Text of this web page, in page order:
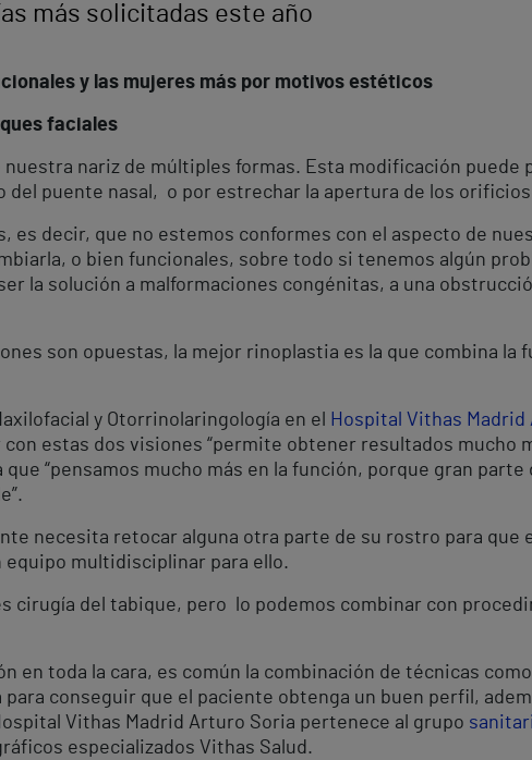
más solicitadas este año
y las mujeres más por motivos estéticos
faciales
nariz de múltiples formas. Esta modificación puede
del puente nasal, o por estrechar la apertura de los orificios
es decir, que no estemos conformes con el aspecto de
o bien funcionales, sobre todo si tenemos algún
la solución a malformaciones congénitas, a una
son opuestas, la mejor rinoplastia es la que combina la
y Otorrinolaringología en el Hospital Vithas
estas dos visiones “permite obtener resultados mucho
“pensamos mucho más en la función, porque gran
necesita retocar alguna otra parte de su rostro para que
equipo multidisciplinar para ello.
cirugía del tabique, pero lo podemos combinar con
en toda la cara, es común la combinación de técnicas
conseguir que el paciente obtenga un buen perfil,
Vithas Madrid Arturo Soria pertenece al grupo
especializados Vithas Salud.